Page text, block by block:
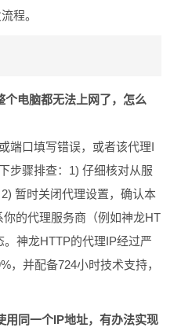
程。
电脑都无法上网了，怎么
端口填写错误，或者该代理I
步骤排查：1) 仔细核对从服
暂时关闭代理设置，确认本
的代理服务商（例如神龙HT
神龙HTTP的代理IP经过严
，并配备724小时技术支持，
用同一个IP地址，有办法实现